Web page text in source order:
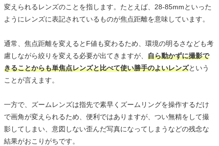
変えられるレンズのことを指します。たとえば、28-85mmといった
ようにレンズに表記されているものが焦点距離を意味しています。
通常、焦点距離を変えるとF値も変わるため、環境の明るさなども考
慮しながら絞りを変える必要が出てきますが、 自ら動かずに撮影で
きることからも単焦点レンズと比べて使い勝手のよいレンズという
ことが言えます。
一方で、ズームレンズは指先で素早くズームリングを操作するだけ
で画角が変えられるため、便利ではありますが、つい無精をして撮
影してしまい、意図しない歪んだ写真になってしまうなどの残念な
結果がおこりがちです。